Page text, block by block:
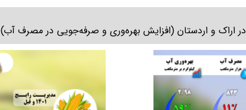
در اراک و اردستان (افزایش بهره‌وری و صرفه‌جویی در مصرف آب)